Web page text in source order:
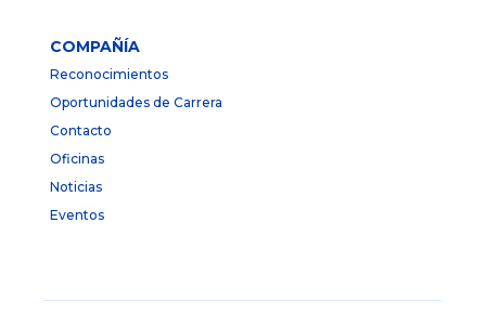
COMPAÑÍA
Reconocimientos
Oportunidades de Carrera
Contacto
Oficinas
Noticias
Eventos